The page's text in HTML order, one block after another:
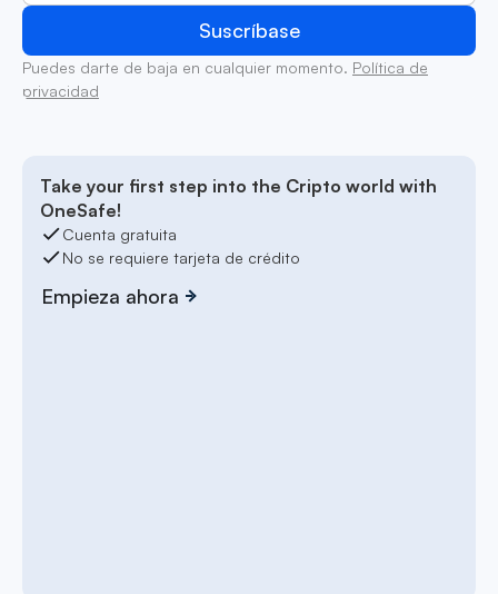
Puedes darte de baja en cualquier momento. Política de
privacidad
Take your first step into the Cripto world with
OneSafe!
Cuenta gratuita
No se requiere tarjeta de crédito
Empieza ahora